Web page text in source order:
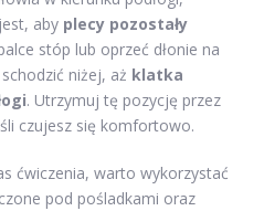
aby plecy pozostały
stóp lub oprzeć dłonie na
niżej, aż klatka
. Utrzymuj tę pozycję przez
czujesz się komfortowo.
ćwiczenia, warto wykorzystać
pod pośladkami oraz